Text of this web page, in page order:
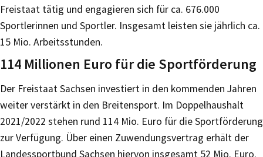
Freistaat tätig und engagieren sich für ca. 676.000
Sportlerinnen und Sportler. Insgesamt leisten sie jährlich ca.
15 Mio. Arbeitsstunden.
114 Millionen Euro für die Sportförderung
Der Freistaat Sachsen investiert in den kommenden Jahren
weiter verstärkt in den Breitensport. Im Doppelhaushalt
2021/2022 stehen rund 114 Mio. Euro für die Sportförderung
zur Verfügung. Über einen Zuwendungsvertrag erhält der
Landessportbund Sachsen hiervon insgesamt 52 Mio. Euro.